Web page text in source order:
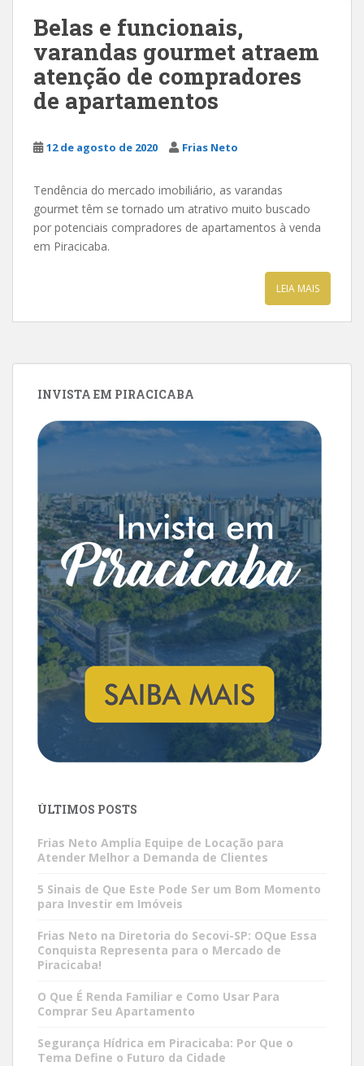
Belas e funcionais,
varandas gourmet atraem
atenção de compradores
de apartamentos
12 de agosto de 2020 Frias Neto
Tendência do mercado imobiliário, as varandas
gourmet têm se tornado um atrativo muito buscado
por potenciais compradores de apartamentos à venda
em Piracicaba.
LEIA MAIS
INVISTA EM PIRACICABA
ÚLTIMOS POSTS
Frias Neto Amplia Equipe de Locação para
Atender Melhor a Demanda de Clientes
5 Sinais de Que Este Pode Ser um Bom Momento
para Investir em Imóveis
Frias Neto na Diretoria do Secovi-SP: OQue Essa
Conquista Representa para o Mercado de
Piracicaba!
O Que É Renda Familiar e Como Usar Para
Comprar Seu Apartamento
Segurança Hídrica em Piracicaba: Por Que o
Tema Define o Futuro da Cidade